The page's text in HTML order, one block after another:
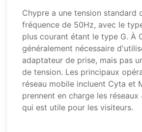
Chypre a une tension standard
fréquence de 50Hz, avec le
plus courant étant le type G. À
généralement nécessaire
adaptateur de prise, mais pas
de tension. Les principaux
réseau mobile incluent Cyta et
prennent en charge les réseaux
qui est utile pour les visiteurs.